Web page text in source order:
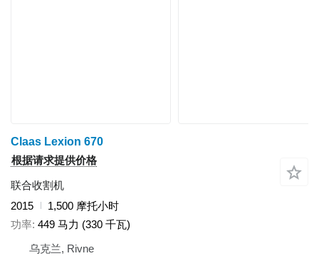
Claas Lexion 670
根据请求提供价格
联合收割机
2015
1,500 摩托小时
功率 449 马力 (330 千瓦)
乌克兰, Rivne